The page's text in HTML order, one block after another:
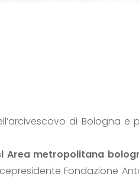
di Bologna e
Area metropolitana
Fondazione